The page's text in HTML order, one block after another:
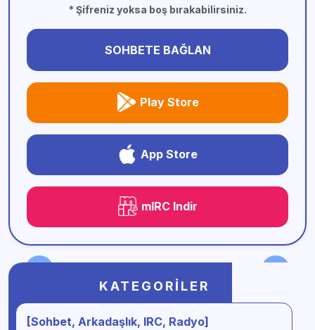
* Şifreniz yoksa boş bırakabilirsiniz.
SOHBETE BAĞLAN
Play Store
App Store
mIRC Indir
KATEGORILER
[Sohbet, Arkadaşlık, IRC, Radyo]